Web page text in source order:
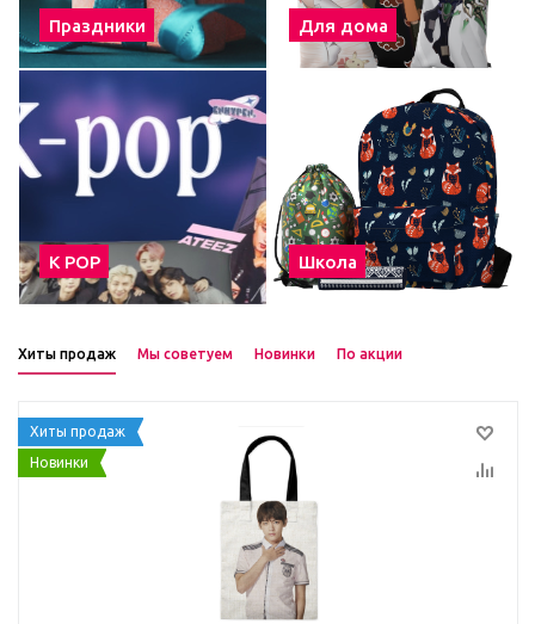
Праздники Для дома
К POP Школа
Хиты продаж Мы советуем Новинки По акции
Хиты продаж
Новинки